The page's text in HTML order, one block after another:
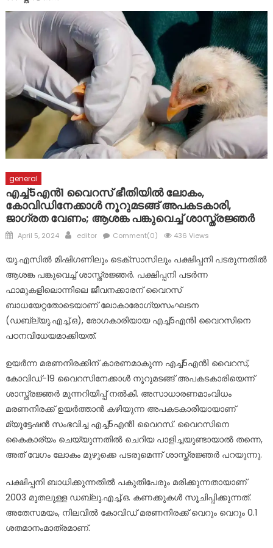
മാർ സ്ലീവാ മെഡിസിറ്റി
ദുരന്ത ബാധിതർക്ക് ഭക്ഷ്യ കിറ്റുകൾ വിതരണം ചെയ്തു
general
എച്ച്5എൻ1 വൈറസ് ഭീതിയിൽ ലോകം,
കോവിഡിനേക്കാള്‍ നൂറുമടങ്ങ് അപകടകാരി,
ജാഗ്രത വേണം; ആശങ്ക പങ്കുവെച്ച് ശാസ്ത്രജ്ഞര്‍
Posted
April 5, 2024 Author
editor Comment(0) 436 Views
യു.എസിൽ മിഷിഗണിലും ടെക്സാസിലും പക്ഷിപ്പനി പടരുന്നതിൽ
ആശങ്ക പങ്കുവെച്ച് ശാസ്ത്രജ്ഞർ. പക്ഷിപ്പനി പടർന്ന
ഫാമുകളിലൊന്നിലെ ജീവനക്കാരന് വൈറസ്
ബാധയേറ്റതോടെയാണ് ലോകാരോഗ്യസംഘടന
(ഡബ്ല്യു.എച്ച്.ഒ), രോഗകാരിയായ എച്ച്5എൻ1 വൈറസിനെ
പഠനവിധേയമാക്കിയത്.
ഉയർന്ന മരണനിരക്കിന് കാരണമാകുന്ന എച്ച്5എൻ1 വൈറസ്,
കോവിഡ്-19 വൈറസിനേക്കാൾ നൂറുമടങ്ങ് അപകടകാരിയെന്ന്
ശാസ്ത്രജ്ഞർ മുന്നറിയിപ്പ് നൽകി. അസാധാരണമാംവിധം
മരണനിരക്ക് ഉയർത്താൻ കഴിയുന്ന അപകടകാരിയായാണ്
മ്യൂട്ടേഷൻ സംഭവിച്ച എച്ച്5എൻ1 വൈറസ്. വൈറസിനെ
കൈകാര്യം ചെയ്യുന്നതിൽ ചെറിയ പാളിച്ചയുണ്ടായാൽ തന്നെ,
അത് വേഗം ലോകം മുഴുക്കെ പടരുമെന്ന് ശാസ്ത്രജ്ഞർ പറയുന്നു.
പക്ഷിപ്പനി ബാധിക്കുന്നതിൽ പകുതിപേരും മരിക്കുന്നതായാണ്
2003 മുതലുള്ള ഡബ്ലു.എച്ച്.ഒ. കണക്കുകൾ സൂചിപ്പിക്കുന്നത്.
അതേസമയം, നിലവിൽ കോവിഡ് മരണനിരക്ക് വെറും വെറും 0.1
ശതമാനംമാത്രമാണ്.